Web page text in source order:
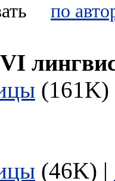
по
(46K) |